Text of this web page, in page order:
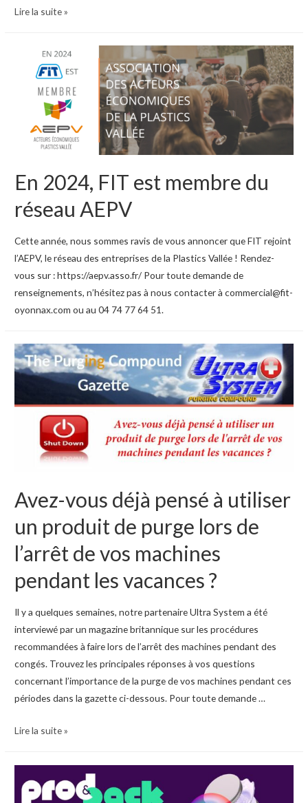
Rendez-
2024
Lire la suite »
En 2024, FIT est membre du
réseau AEPV
Cette année, nous sommes ravis de vous annoncer que FIT rejoint
l’AEPV, le réseau des entreprises de la Plastics Vallée ! Rendez-
vous sur : https://aepv.asso.fr/ Pour toute demande de
renseignements, n’hésitez pas à nous contacter à commercial@fit-
oyonnax.com ou au 04 74 77 64 51.
Avez-vous déjà pensé à utiliser
un produit de purge lors de
l’arrêt de vos machines
pendant les vacances ?
Il y a quelques semaines, notre partenaire Ultra System a été
interviewé par un magazine britannique sur les procédures
recommandées à faire lors de l’arrêt des machines pendant des
congés. Trouvez les principales réponses à vos questions
concernant l’importance de la purge de vos machines pendant ces
périodes dans la gazette ci-dessous. Pour toute demande …
Avez-
déjà
pensé
Lire la suite »